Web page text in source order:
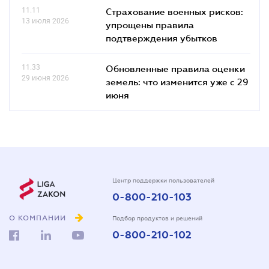
11.11
13 июля 2026
Страхование военных рисков:
упрощены правила
подтверждения убытков
11.33
29 июня 2026
Обновленные правила оценки
земель: что изменится уже с 29
июня
О КОМПАНИИ
Центр поддержки пользователей
0-800-210-103
Подбор продуктов и решений
0-800-210-102